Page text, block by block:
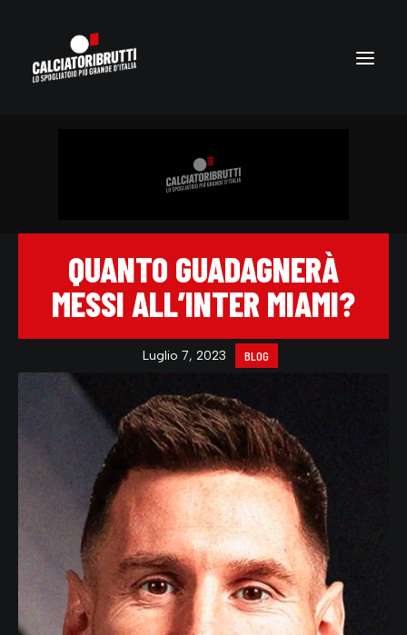
QUANTO GUADAGNERÀ
MESSI ALL’INTER MIAMI?
Luglio 7, 2023 BLOG